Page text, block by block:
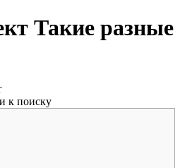
Такие разные
к поиску